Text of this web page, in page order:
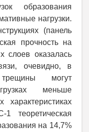
образования
нагрузки.
(панель
прочность на
слоев оказалась
очевидно, в
могут
меньше
теоретическая
на 14,7%